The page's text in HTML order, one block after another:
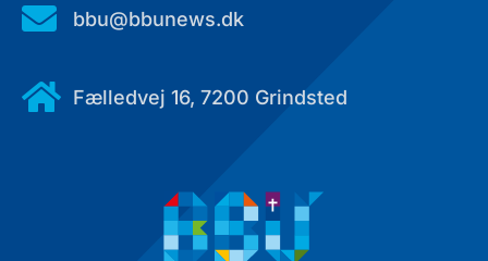
 bbu@bbunews.dk
 Fælledvej 16, 7200 Grindsted